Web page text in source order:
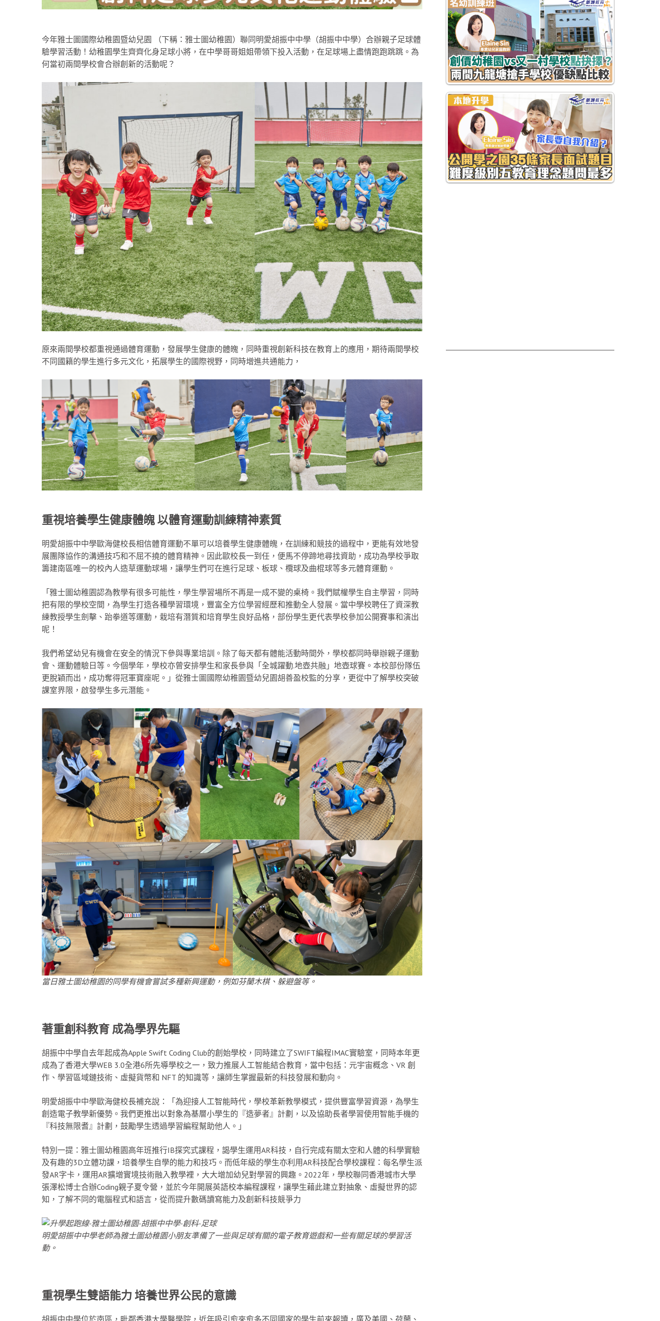
今年雅士圖國際幼稚園暨幼兒園 （下稱：雅士圖幼稚園）聯同明愛胡振中中學（胡振中中學）合辦親子足球體
驗學習活動！幼稚園學生齊齊化身足球小將，在中學哥哥姐姐帶領下投入活動，在足球場上盡情跑跑跳跳。為
何當初兩間學校會合辦創新的活動呢？
原來兩間學校都重視通過體育運動，發展學生健康的體魄，同時重視創新科技在教育上的應用，期待兩間學校
不同國籍的學生進行多元文化，拓展學生的國際視野，同時增進共通能力，
重視培養學生健康體魄 以體育運動訓練精神素質
明愛胡振中中學歐海健校長相信體育運動不單可以培養學生健康體魄，在訓練和競技的過程中，更能有效地發
展團隊協作的溝通技巧和不屈不撓的體育精神。因此歐校長一到任，便馬不停蹄地尋找資助，成功為學校爭取
籌建南區唯一的校內人造草運動球場，讓學生們可在進行足球、板球、欖球及曲棍球等多元體育運動。
「雅士圖幼稚園認為教學有很多可能性，學生學習場所不再是一成不變的桌椅。我們賦權學生自主學習，同時
把有限的學校空間，為學生打造各種學習環境，豐富全方位學習經歷和推動全人發展。當中學校聘任了資深教
練教授學生劍擊、跆拳道等運動，栽培有潛質和培育學生良好品格，部份學生更代表學校參加公開賽事和演出
呢！
我們希望幼兒有機會在安全的情況下參與專業培訓。除了每天都有體能活動時間外，學校都同時舉辦親子運動
會、運動體驗日等。今個學年，學校亦曾安排學生和家長參與「全城躍動.地壺共融」地壺球賽。本校部份隊伍
更脫穎而出，成功奪得冠軍寶座呢。」從雅士圖國際幼稚園暨幼兒園胡善盈校監的分享，更從中了解學校突破
課室界限，啟發學生多元潛能。
當日雅士圖幼稚園的同學有機會嘗試多種新興運動，例如芬蘭木棋、躲避盤等。
著重創科教育 成為學界先驅
胡振中中學自去年起成為Apple Swift Coding Club的創始學校，同時建立了SWIFT編程IMAC實驗室，同時本年更
成為了香港大學WEB 3.0全港6所先導學校之一，致力推展人工智能結合教育，當中包括：元宇宙概念、VR 創
作、學習區域鏈技術、虛擬貨幣和 NFT 的知識等，讓師生掌握最新的科技發展和動向。
明愛胡振中中學歐海健校長補充說：「為迎接人工智能時代，學校革新教學模式，提供豐富學習資源，為學生
創造電子教學新優勢。我們更推出以對象為基層小學生的『造夢者』計劃，以及協助長者學習使用智能手機的
『科技無限耆』計劃，鼓勵學生透過學習編程幫助他人。」
特別一提：雅士圖幼稚園高年班推行IB探究式課程，謁學生運用AR科技，自行完成有關太空和人體的科學實驗
及有趣的3D立體功課，培養學生自學的能力和技巧。而低年級的學生亦利用AR科技配合學校課程：每名學生派
發AR字卡，運用AR擴增實境技術融入教學裡，大大增加幼兒對學習的興趣。2022年，學校聯同香港城市大學
張澤松博士合辦Coding親子夏令營，並於今年開展英語校本編程課程，讓學生藉此建立對抽象、虛擬世界的認
知，了解不同的電腦程式和語言，從而提升數碼讀寫能力及創新科技競爭力
明愛胡振中中學老師為雅士圖幼稚園小朋友準備了一些與足球有關的電子教育遊戲和一些有關足球的學習活
動。
重視學生雙語能力 培養世界公民的意識
胡振中中學位於南區，毗鄰香港大學醫學院，近年吸引愈來愈多不同國家的學生前來報讀，廣及美國、荷蘭、